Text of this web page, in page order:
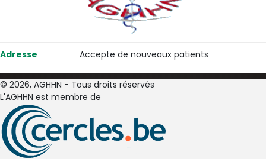
Adresse Accepte de nouveaux patients
© 2026, AGHHN - Tous droits réservés
L'AGHHN est membre de